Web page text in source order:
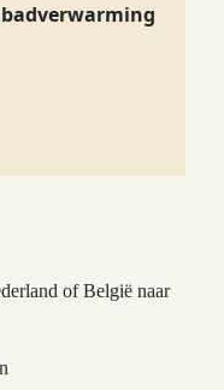
of België naar